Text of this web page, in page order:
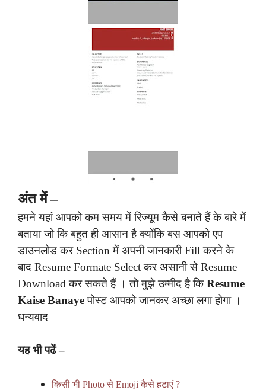
अंत में –
हमने यहां आपको कम समय में रिज्यूम कैसे बनाते हैं के बारे में
बताया जो कि बहुत ही आसान है क्योंकि बस आपको एप
डाउनलोड कर Section में अपनी जानकारी Fill करने के
बाद Resume Formate Select कर असानी से Resume
Download कर सकते हैं । तो मुझे उम्मीद है किResume
Kaise Banayeपोस्ट आपको जानकर अच्छा लगा होगा ।
धन्यवाद
यह भी पढें –
किसी भी Photo से Emoji कैसे हटाएं ?